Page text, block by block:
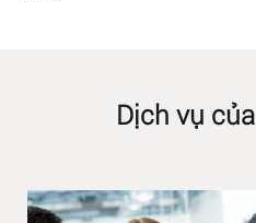
Dịch vụ